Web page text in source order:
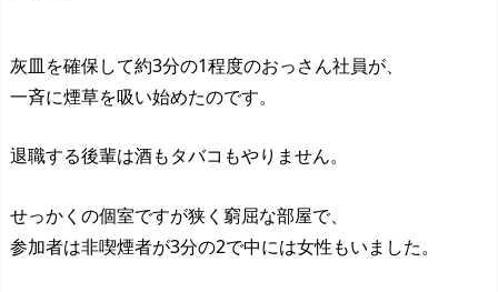
灰皿を確保して約3分の1程度のおっさん社員が、
一斉に煙草を吸い始めたのです。
退職する後輩は酒もタバコもやりません。
せっかくの個室ですが狭く窮屈な部屋で、
参加者は非喫煙者が3分の2で中には女性もいました。